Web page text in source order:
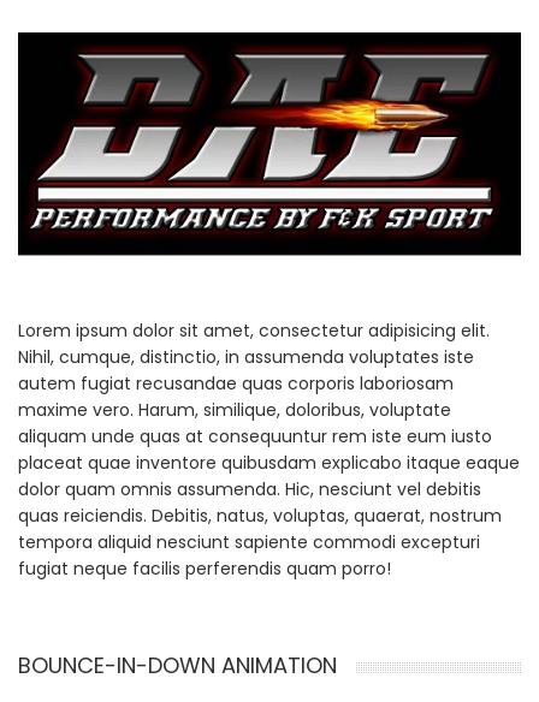
Lorem ipsum dolor sit amet, consectetur adipisicing elit.
Nihil, cumque, distinctio, in assumenda voluptates iste
autem fugiat recusandae quas corporis laboriosam
maxime vero. Harum, similique, doloribus, voluptate
aliquam unde quas at consequuntur rem iste eum iusto
placeat quae inventore quibusdam explicabo itaque eaque
dolor quam omnis assumenda. Hic, nesciunt vel debitis
quas reiciendis. Debitis, natus, voluptas, quaerat, nostrum
tempora aliquid nesciunt sapiente commodi excepturi
fugiat neque facilis perferendis quam porro!
BOUNCE-IN-DOWN ANIMATION